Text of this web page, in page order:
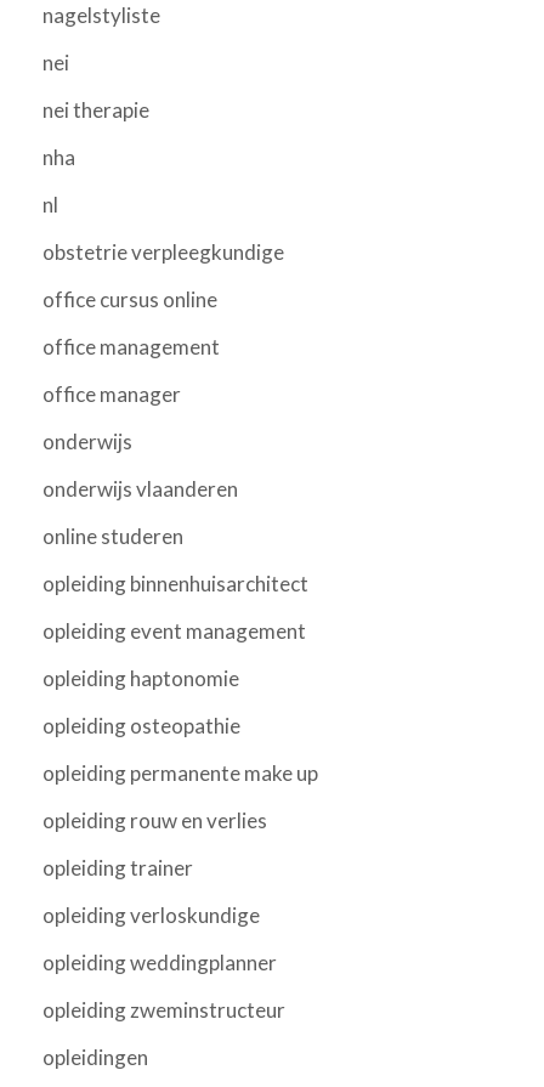
nagelstyliste
nei
nei therapie
nha
nl
obstetrie verpleegkundige
office cursus online
office management
office manager
onderwijs
onderwijs vlaanderen
online studeren
opleiding binnenhuisarchitect
opleiding event management
opleiding haptonomie
opleiding osteopathie
opleiding permanente make up
opleiding rouw en verlies
opleiding trainer
opleiding verloskundige
opleiding weddingplanner
opleiding zweminstructeur
opleidingen